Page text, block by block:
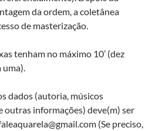
da ordem, a coletânea
de masterização.
tenham no máximo 10’ (dez
dados (autoria, músicos
outras informações) deve(m) ser
(Se preciso,